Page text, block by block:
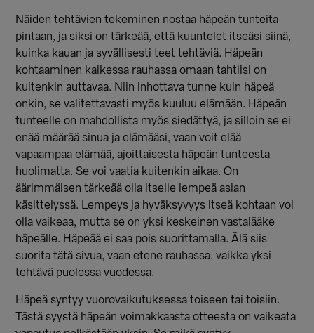
Näiden tehtävien tekeminen nostaa häpeän tunteita
pintaan, ja siksi on tärkeää, että kuuntelet itseäsi siinä,
kuinka kauan ja syvällisesti teet tehtäviä. Häpeän
kohtaaminen kaikessa rauhassa omaan tahtiisi on
kuitenkin auttavaa. Niin inhottava tunne kuin häpeä
onkin, se valitettavasti myös kuuluu elämään. Häpeän
tunteelle on mahdollista myös siedättyä, ja silloin se ei
enää määrää sinua ja elämääsi, vaan voit elää
vapaampaa elämää, ajoittaisesta häpeän tunteesta
huolimatta. Se voi vaatia kuitenkin aikaa. On
äärimmäisen tärkeää olla itselle lempeä asian
käsittelyssä. Lempeys ja hyväksyvyys itseä kohtaan voi
olla vaikeaa, mutta se on yksi keskeinen vastalääke
häpeälle. Häpeää ei saa pois suorittamalla. Älä siis
suorita tätä sivua, vaan etene rauhassa, vaikka yksi
tehtävä puolessa vuodessa.
Häpeä syntyy vuorovaikutuksessa toiseen tai toisiin.
Tästä syystä häpeän voimakkaasta otteesta on vaikeata